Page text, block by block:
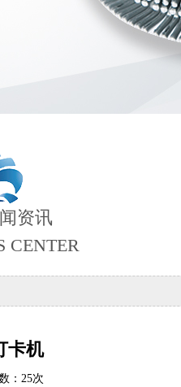
资讯
CENTER
卡机
：25次